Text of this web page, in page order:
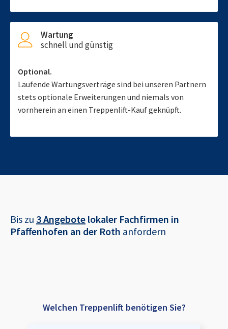
Wartung
schnell und günstig
Optional.
Laufende Wartungsverträge sind bei unseren Partnern
stets optionale Erweiterungen und niemals von
vornherein an einen Treppenlift-Kauf geknüpft.
Bis zu 3 Angebote lokaler Fachfirmen in
Pfaffenhofen an der Roth anfordern
Welchen Treppenlift benötigen Sie?